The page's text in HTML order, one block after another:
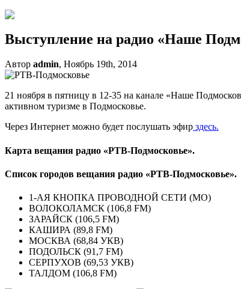
Выступление на радио «Наше
Автор admin, Ноябрь 19th, 2014
21 ноября в пятницу в 12-35 на канале «Наше
активном туризме в Подмосковье.
Через Интернет можно будет послушать эфир здесь.
Карта вещания радио «РТВ-Подмосковье».
Список городов вещания радио «РТВ-Подмосковье».
1-АЯ КНОПКА ПРОВОДНОЙ СЕТИ (МО)
ВОЛОКОЛАМСК (106,8 FM)
ЗАРАЙСК (106,5 FM)
КАШИРА (89,8 FM)
МОСКВА (68,84 УКВ)
ПОДОЛЬСК (91,7 FM)
СЕРПУХОВ (69,53 УКВ)
ТАЛДОМ (106,8 FM)